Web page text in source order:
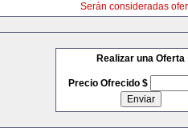
Serán consideradas
Realizar una Oferta
Precio Ofrecido $